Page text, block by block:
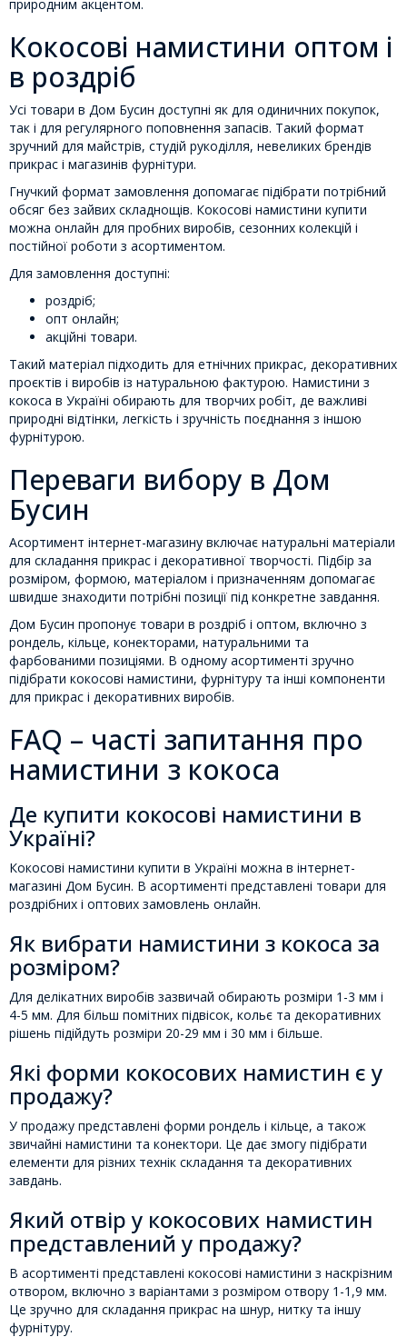
природним акцентом.
Кокосові намистини оптом і
в роздріб
Усі товари в Дом Бусин доступні як для одиничних покупок,
так і для регулярного поповнення запасів. Такий формат
зручний для майстрів, студій рукоділля, невеликих брендів
прикрас і магазинів фурнітури.
Гнучкий формат замовлення допомагає підібрати потрібний
обсяг без зайвих складнощів. Кокосові намистини купити
можна онлайн для пробних виробів, сезонних колекцій і
постійної роботи з асортиментом.
Для замовлення доступні:
роздріб;
опт онлайн;
акційні товари.
Такий матеріал підходить для етнічних прикрас, декоративних
проєктів і виробів із натуральною фактурою. Намистини з
кокоса в Україні обирають для творчих робіт, де важливі
природні відтінки, легкість і зручність поєднання з іншою
фурнітурою.
Переваги вибору в Дом
Бусин
Асортимент інтернет-магазину включає натуральні матеріали
для складання прикрас і декоративної творчості. Підбір за
розміром, формою, матеріалом і призначенням допомагає
швидше знаходити потрібні позиції під конкретне завдання.
Дом Бусин пропонує товари в роздріб і оптом, включно з
рондель, кільце, конекторами, натуральними та
фарбованими позиціями. В одному асортименті зручно
підібрати кокосові намистини, фурнітуру та інші компоненти
для прикрас і декоративних виробів.
FAQ – часті запитання про
намистини з кокоса
Де купити кокосові намистини в
Україні?
Кокосові намистини купити в Україні можна в інтернет-
магазині Дом Бусин. В асортименті представлені товари для
роздрібних і оптових замовлень онлайн.
Як вибрати намистини з кокоса за
розміром?
Для делікатних виробів зазвичай обирають розміри 1-3 мм і
4-5 мм. Для більш помітних підвісок, кольє та декоративних
рішень підійдуть розміри 20-29 мм і 30 мм і більше.
Які форми кокосових намистин є у
продажу?
У продажу представлені форми рондель і кільце, а також
звичайні намистини та конектори. Це дає змогу підібрати
елементи для різних технік складання та декоративних
завдань.
Який отвір у кокосових намистин
представлений у продажу?
В асортименті представлені кокосові намистини з наскрізним
отвором, включно з варіантами з розміром отвору 1-1,9 мм.
Це зручно для складання прикрас на шнур, нитку та іншу
фурнітуру.